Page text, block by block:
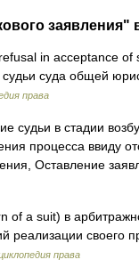
заявления"
in acceptance of
суда общей
права
судьи в стадии
процесса ввиду
Оставление
of a suit) в
своего
права